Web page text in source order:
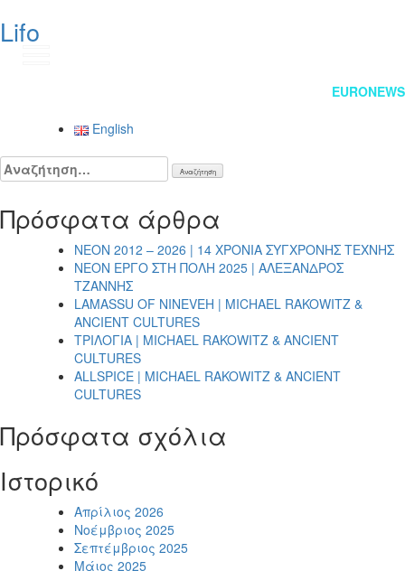
Lifo
άρθρων
EURONEWS
English
Αναζήτηση
για:
Πρόσφατα άρθρα
NEON 2012 – 2026 | 14 ΧΡΟΝΙΑ ΣΥΓΧΡΟΝΗΣ ΤΕΧΝΗΣ
NEON ΕΡΓΟ ΣΤΗ ΠΟΛΗ 2025 | ΑΛΕΞΑΝΔΡΟΣ
ΤΖΑΝΝΗΣ
LAMASSU OF NINEVEH | MICHAEL RAKOWITZ &
ANCIENT CULTURES
ΤΡΙΛΟΓΙΑ | MICHAEL RAKOWITZ & ANCIENT
CULTURES
ALLSPICE | MICHAEL RAKOWITZ & ANCIENT
CULTURES
Πρόσφατα σχόλια
Ιστορικό
Απρίλιος 2026
Νοέμβριος 2025
Σεπτέμβριος 2025
Μάιος 2025